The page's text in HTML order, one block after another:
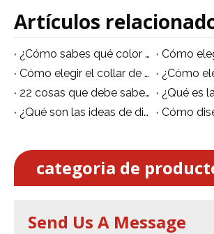
Artículos
¿Cómo sabes qué color de joyería usar para eventos?
Cómo elegir el collar de evento adecuado
22 cosas que debe saber sobre el armazón de iluminación para escenarios de eventos de aluminio
¿Qué son las ideas de diseño de escenarios de eventos de aluminio?
categoria de
Send Us A Message